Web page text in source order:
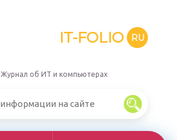
IT-FOLIO RU
Журнал об ИТ и компьютерах